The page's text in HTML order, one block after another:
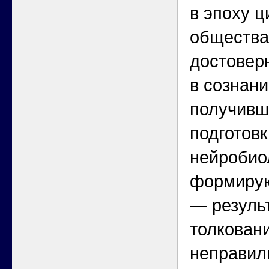
в эпоху
в
—